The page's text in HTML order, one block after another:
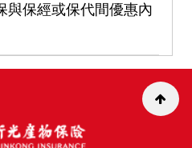
與保經或保代間優惠內